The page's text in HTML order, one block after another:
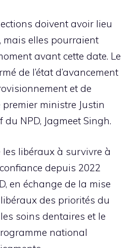
doivent avoir lieu
mais elles pourraient
avant cette date. Le
de l’état d’avancement
et de
ministre Justin
NPD, Jagmeet Singh.
libéraux à survivre à
depuis 2022
en échange de la mise
des priorités du
soins dentaires et le
national